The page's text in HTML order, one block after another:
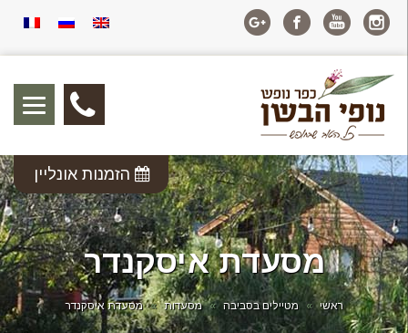
6488914
הזמנות אונליין
מסעדת איסקנדר
ראשי » מטיילים בסביבה » מסעדות » מסעדת איסקנדר